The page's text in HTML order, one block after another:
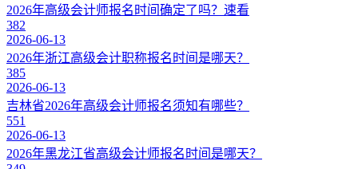
2026年高级会计师报名时间确定了吗？速看
382
2026-06-13
2026年浙江高级会计职称报名时间是哪天？
385
2026-06-13
吉林省2026年高级会计师报名须知有哪些？
551
2026-06-13
2026年黑龙江省高级会计师报名时间是哪天？